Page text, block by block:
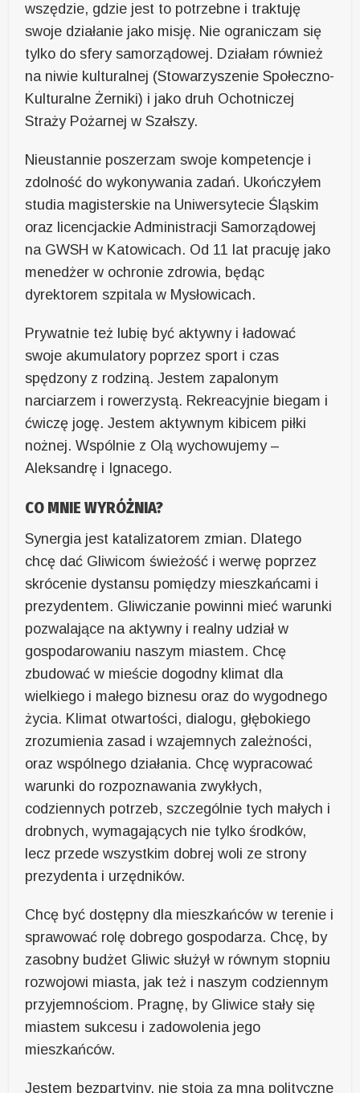
wszędzie, gdzie jest to potrzebne i traktuję
swoje działanie jako misję. Nie ograniczam się
tylko do sfery samorządowej. Działam również
na niwie kulturalnej (Stowarzyszenie Społeczno-
Kulturalne Żerniki) i jako druh Ochotniczej
Straży Pożarnej w Szałszy.
Nieustannie poszerzam swoje kompetencje i
zdolność do wykonywania zadań. Ukończyłem
studia magisterskie na Uniwersytecie Śląskim
oraz licencjackie Administracji Samorządowej
na GWSH w Katowicach. Od 11 lat pracuję jako
menedżer w ochronie zdrowia, będąc
dyrektorem szpitala w Mysłowicach.
Prywatnie też lubię być aktywny i ładować
swoje akumulatory poprzez sport i czas
spędzony z rodziną. Jestem zapalonym
narciarzem i rowerzystą. Rekreacyjnie biegam i
ćwiczę jogę. Jestem aktywnym kibicem piłki
nożnej. Wspólnie z Olą wychowujemy –
Aleksandrę i Ignacego.
CO MNIE WYRÓŻNIA?
Synergia jest katalizatorem zmian. Dlatego
chcę dać Gliwicom świeżość i werwę poprzez
skrócenie dystansu pomiędzy mieszkańcami i
prezydentem. Gliwiczanie powinni mieć warunki
pozwalające na aktywny i realny udział w
gospodarowaniu naszym miastem. Chcę
zbudować w mieście dogodny klimat dla
wielkiego i małego biznesu oraz do wygodnego
życia. Klimat otwartości, dialogu, głębokiego
zrozumienia zasad i wzajemnych zależności,
oraz wspólnego działania. Chcę wypracować
warunki do rozpoznawania zwykłych,
codziennych potrzeb, szczególnie tych małych i
drobnych, wymagających nie tylko środków,
lecz przede wszystkim dobrej woli ze strony
prezydenta i urzędników.
Chcę być dostępny dla mieszkańców w terenie i
sprawować rolę dobrego gospodarza. Chcę, by
zasobny budżet Gliwic służył w równym stopniu
rozwojowi miasta, jak też i naszym codziennym
przyjemnościom. Pragnę, by Gliwice stały się
miastem sukcesu i zadowolenia jego
mieszkańców.
Jestem bezpartyjny, nie stoją za mną polityczne